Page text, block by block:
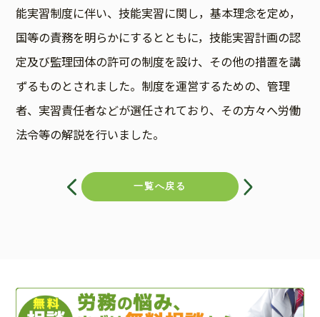
能実習制度に伴い、技能実習に関し，基本理念を定め，
国等の責務を明らかにするとともに，技能実習計画の認
定及び監理団体の許可の制度を設け、その他の措置を講
ずるものとされました。制度を運営するための、管理
者、実習責任者などが選任されており、その方々へ労働
法令等の解説を行いました。
一覧へ戻る